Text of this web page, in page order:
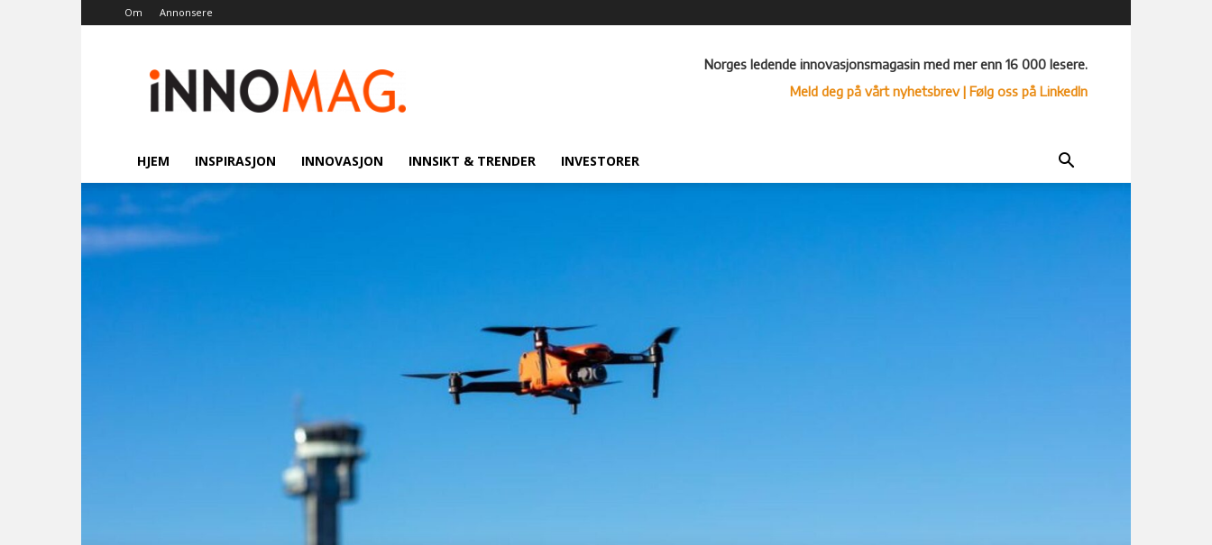
Om Annonsere
Norges ledende innovasjonsmagasin med mer enn 16 000 lesere.
Meld deg på vårt nyhetsbrev| Følg oss på LinkedIn
HJEM INSPIRASJON INNOVASJON INNSIKT & TRENDER INVESTORER